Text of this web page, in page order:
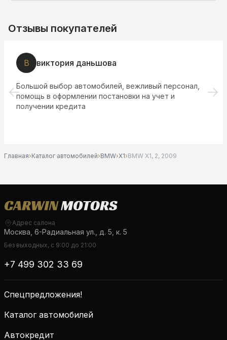
Отзывы покупателей
В виктория даньшова
Большой выбор автомобилей, вежливый персонал,
помощь в оформлении постановки на учет и
получении кредита
Главная›Каталог автомобилей›BMW›X1›BMW X1, 2, 2009
Адрес салона
Москва, 6-Радиальная ул., д. 5, к. 5
Без выходных, с 9:00 до 21:00
+7 499 302 33 69
Спецпредложения!
Каталог автомобилей
Автокредит